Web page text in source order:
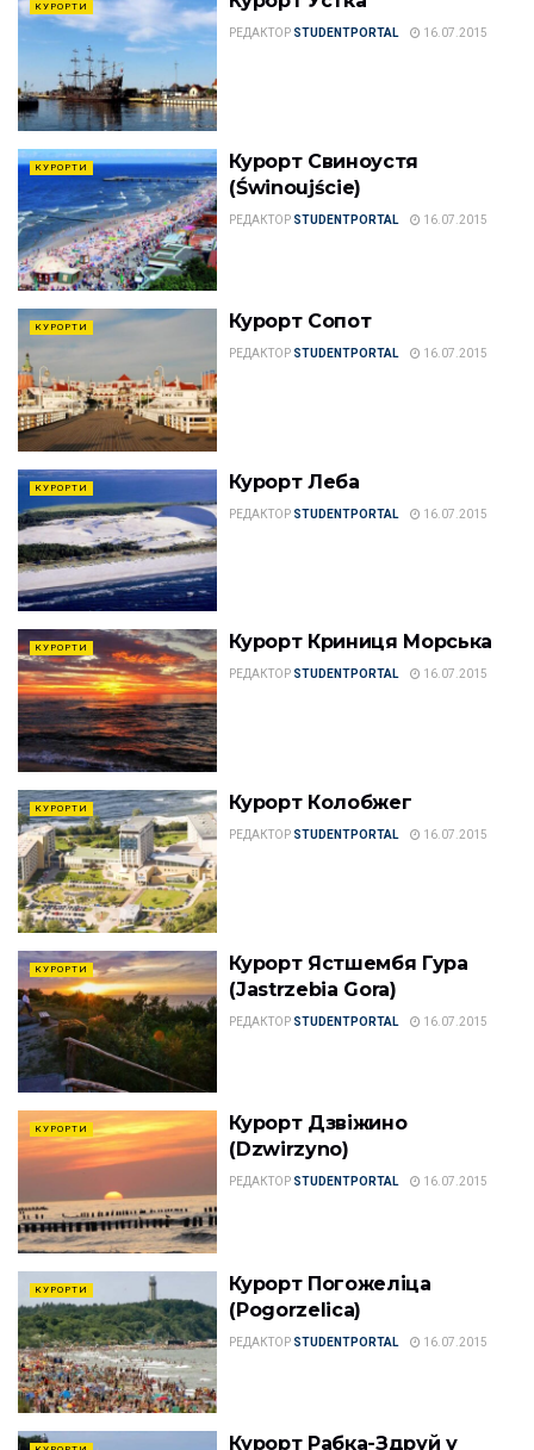
КУРОРТИ
РЕДАКТОР STUDENTPORTAL 16.07.2015
КУРОРТИ
Курорт Свиноустя
(Świnoujście)
РЕДАКТОР STUDENTPORTAL 16.07.2015
КУРОРТИ Курорт Сопот
РЕДАКТОР STUDENTPORTAL 16.07.2015
КУРОРТИ Курорт Леба
РЕДАКТОР STUDENTPORTAL 16.07.2015
КУРОРТИ Курорт Криниця Морська
РЕДАКТОР STUDENTPORTAL 16.07.2015
КУРОРТИ Курорт Колобжег
РЕДАКТОР STUDENTPORTAL 16.07.2015
КУРОРТИ
Курорт Ястшембя Гура
(Jastrzebia Gora)
РЕДАКТОР STUDENTPORTAL 16.07.2015
КУРОРТИ
Курорт Дзвіжино
(Dzwirzyno)
РЕДАКТОР STUDENTPORTAL 16.07.2015
КУРОРТИ
Курорт Погожеліца
(Pogorzelica)
РЕДАКТОР STUDENTPORTAL 16.07.2015
Курорт Рабка-Здруй у